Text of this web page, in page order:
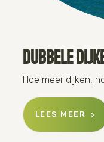
DUBBELE
Hoe meer dijken,
LEES MEER